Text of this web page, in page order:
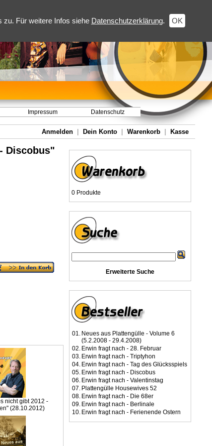
zu. Für weitere Infos siehe Datenschutzerklärung. OK
Impressum Datenschutz
Anmelden Dein Konto Warenkorb Kasse
Discobus"
nicht gibt 2012 -
(28.10.2012)
0 Produkte
Erweiterte Suche
01. Neues aus Plattengülle - Volume 6
(5.2.2008 - 29.4.2008)
02. Erwin fragt nach - 28. Februar
03. Erwin fragt nach - Triptyhon
04. Erwin fragt nach - Tag des Glücksspiels
05. Erwin fragt nach - Discobus
06. Erwin fragt nach - Valentinstag
07. Plattengülle Housewives 52
08. Erwin fragt nach - Die 68er
09. Erwin fragt nach - Berlinale
10. Erwin fragt nach - Ferienende Ostern